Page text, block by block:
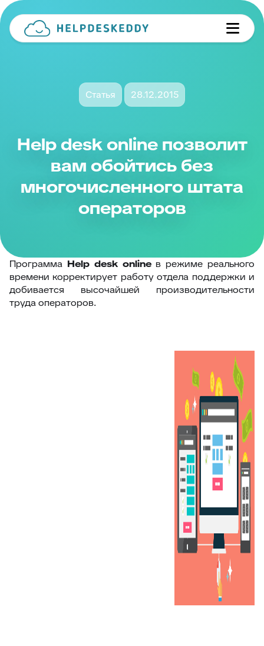
Статья 28.12.2015
Help desk online позволит
вам обойтись без
многочисленного штата
операторов
Программа Help desk onlineв режиме реального
времени корректирует работу отдела поддержки и
добивается высочайшей производительности
труда операторов.